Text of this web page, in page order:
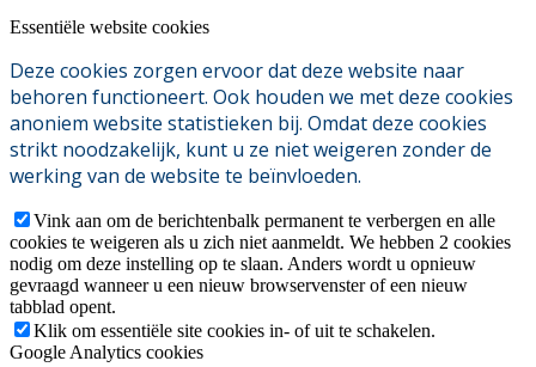
Essentiële website cookies
Deze cookies zorgen ervoor dat deze website naar
behoren functioneert. Ook houden we met deze cookies
anoniem website statistieken bij. Omdat deze cookies
strikt noodzakelijk, kunt u ze niet weigeren zonder de
werking van de website te beïnvloeden.
Vink aan om de berichtenbalk permanent te verbergen en alle
cookies te weigeren als u zich niet aanmeldt. We hebben 2 cookies
nodig om deze instelling op te slaan. Anders wordt u opnieuw
gevraagd wanneer u een nieuw browservenster of een nieuw
tabblad opent.
Klik om essentiële site cookies in- of uit te schakelen.
Google Analytics cookies